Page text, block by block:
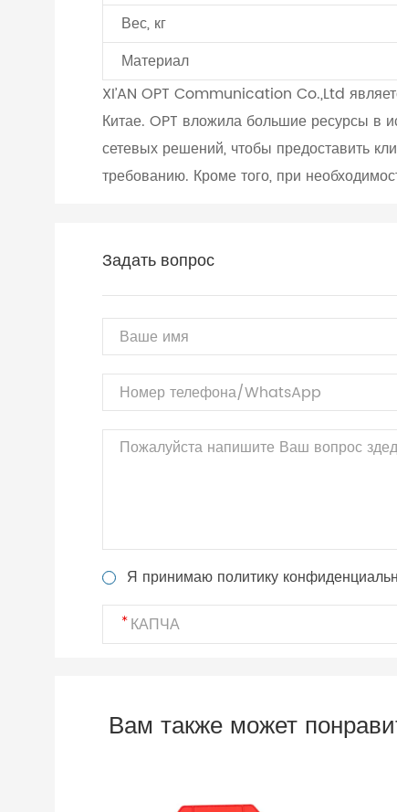
Вес, кг
Материал
XI’AN OPT Communication Co.,Ltd
Китае. OPT вложила большие ресурсы в
сетевых решений, чтобы предоставить
требованию. Кроме того, при
Задать вопрос
Я принимаю политику
Вам также может